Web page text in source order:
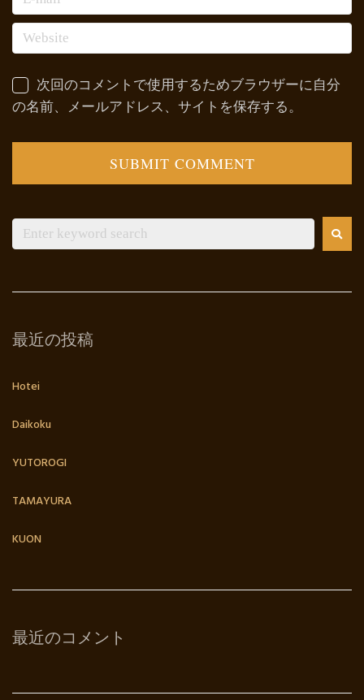
次回のコメントで使用するためブラウザーに自分
の名前、メールアドレス、サイトを保存する。
最近の投稿
Hotei
Daikoku
YUTOROGI
TAMAYURA
KUON
最近のコメント